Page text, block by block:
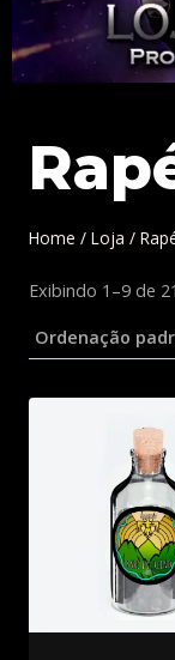
Home / Loja /
Exibindo 1–9 de